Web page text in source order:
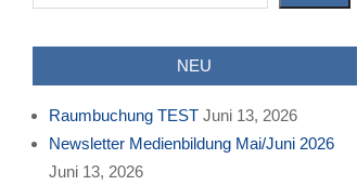
NEU
Raumbuchung TEST Juni 13, 2026
Newsletter Medienbildung Mai/Juni 2026
Juni 13, 2026